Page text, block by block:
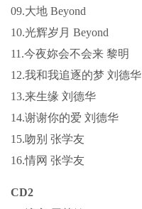
09.大地 Beyond
10.光辉岁月 Beyond
11.今夜妳会不会来 黎明
12.我和我追逐的梦 刘德华
13.来生缘 刘德华
14.谢谢你的爱 刘德华
15.吻别 张学友
16.情网 张学友
CD2